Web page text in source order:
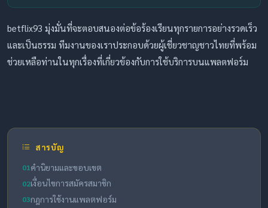
สารบัญ
01คำนิยามและขอบเขต
02เงื่อนไขการสมัครสมาชิก
03กฎการใช้งานแพลตฟอร์ม
betflix93 มุ่งมั่นที่จะตอบสนองต่อข้อร้องเรียนทุกรายการอย่างรวดเร็ว
และเป็นธรรม ทีมงานของเราประกอบด้วยผู้เชี่ยวชาญชาวไทยที่พร้อม
ช่วยเหลือท่านในทุกเรื่องที่เกี่ยวข้องกับการใช้บริการบนแพลตฟอร์ม